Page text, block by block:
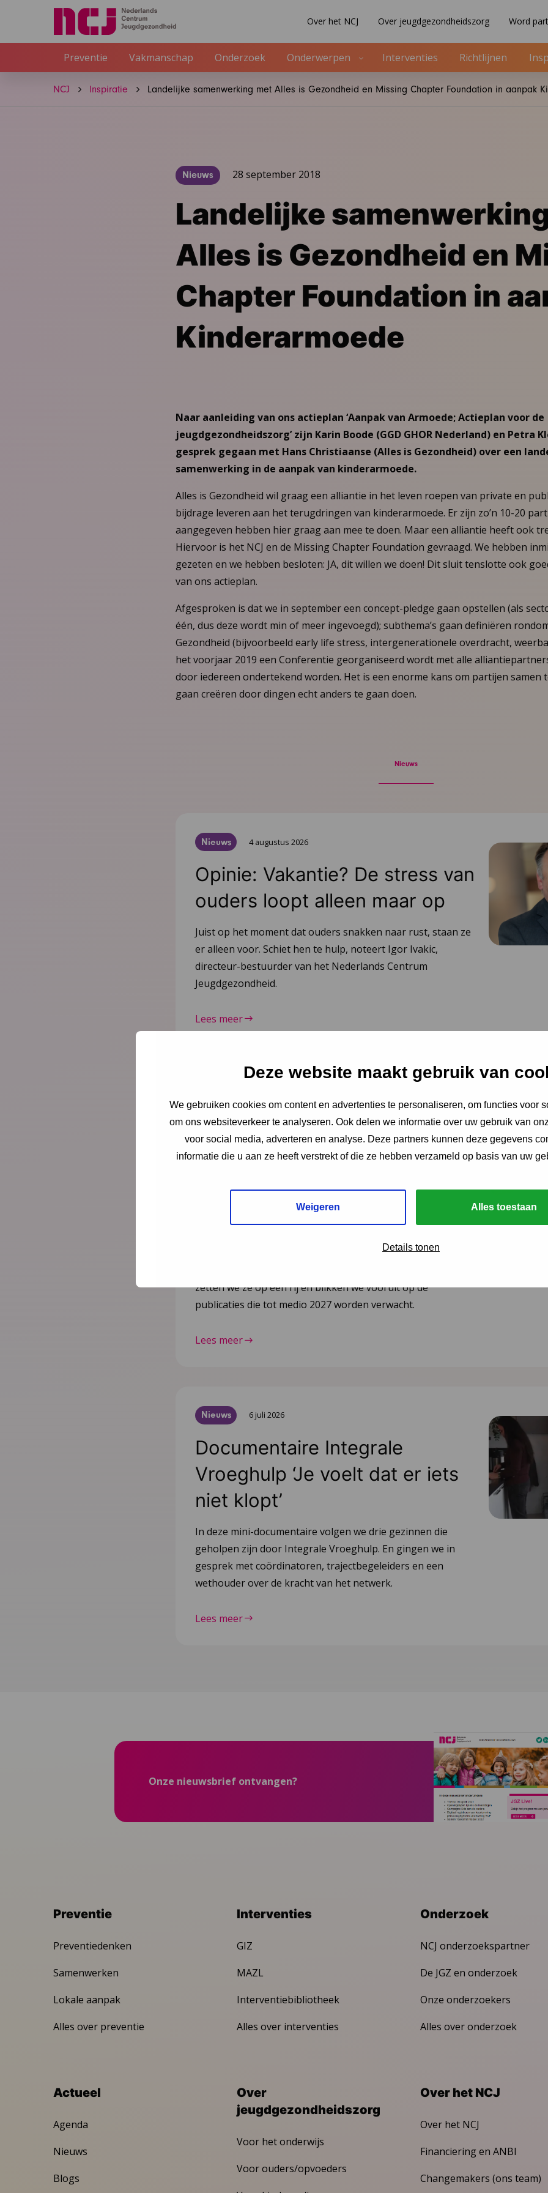
Deze website maakt gebruik van
We gebruiken cookies om content en advertenties te personaliseren, om functies voor
om ons websiteverkeer te analyseren. Ook delen we informatie over uw gebruik van
voor social media, adverteren en analyse. Deze partners kunnen deze gegevens
informatie die u aan ze heeft verstrekt of die ze hebben verzameld op basis van uw
Weigeren Alles toestaan
Details tonen
Over het NCJ Over jeugdgezondheidszorg Word
Preventie Vakmanschap Onderzoek Onderwerpen Interventies Richtlijnen
NCJ Inspiratie Landelijke samenwerking met Alles is Gezondheid en Missing Chapter Foundation in aanpak
Nieuws 28 september 2018
Landelijke
Alles is Gezondheid en
Chapter Foundation in
Kinderarmoede
Naar aanleiding van ons actieplan ‘Aanpak van Armoede; Actieplan voor de
jeugdgezondheidszorg’ zijn Karin Boode (GGD GHOR Nederland) en Petra
gesprek gegaan met Hans Christiaanse (Alles is Gezondheid) over een
samenwerking in de aanpak van kinderarmoede.
Alles is Gezondheid wil graag een alliantie in het leven roepen van private en
bijdrage leveren aan het terugdringen van kinderarmoede. Er zijn zo’n 10-20
aangegeven hebben hier graag aan mee te doen. Maar een alliantie heeft ook
Hiervoor is het NCJ en de Missing Chapter Foundation gevraagd. We hebben
gezeten en we hebben besloten: JA, dit willen we doen! Dit sluit tenslotte ook
van ons actieplan.
Afgesproken is dat we in september een concept-pledge gaan opstellen (als
één, dus deze wordt min of meer ingevoegd); subthema’s gaan definiëren
Gezondheid (bijvoorbeeld early life stress, intergenerationele overdracht,
het voorjaar 2019 een Conferentie georganiseerd wordt met alle
door iedereen ondertekend worden. Het is een enorme kans om partijen samen
gaan creëren door dingen echt anders te gaan doen.
Nieuws
Nieuws 4 augustus 2026
Opinie: Vakantie? De stress van
ouders loopt alleen maar op
Juist op het moment dat ouders snakken naar rust, staan ze
er alleen voor. Schiet hen te hulp, noteert Igor Ivakic,
directeur-bestuurder van het Nederlands Centrum
Jeugdgezondheid.
Lees meer
Vernieuwing JGZ-richtlijnen
2023–2026: 8 nieuwe en
gepubliceerd
Kindermishandeling en de nieuwe JGZ-richtlijn Mondzorg in
zetten we ze op een rij en blikken we vooruit op de
publicaties die tot medio 2027 worden verwacht.
Lees meer
Nieuws 6 juli 2026
Documentaire Integrale
Vroeghulp ‘Je voelt dat er iets
niet klopt’
In deze mini-documentaire volgen we drie gezinnen die
geholpen zijn door Integrale Vroeghulp. En gingen we in
gesprek met coördinatoren, trajectbegeleiders en een
wethouder over de kracht van het netwerk.
Lees meer
Onze nieuwsbrief ontvangen?
Preventie
Preventiedenken
Samenwerken
Lokale aanpak
Alles over preventie
Interventies
GIZ
MAZL
Interventiebibliotheek
Alles over interventies
Onderzoek
NCJ onderzoekspartner
De JGZ en onderzoek
Onze onderzoekers
Alles over onderzoek
Actueel
Agenda
Nieuws
Blogs
Over
jeugdgezondheidszorg
Voor het onderwijs
Voor ouders/opvoeders
Over het NCJ
Over het NCJ
Financiering en ANBI
Changemakers (ons team)